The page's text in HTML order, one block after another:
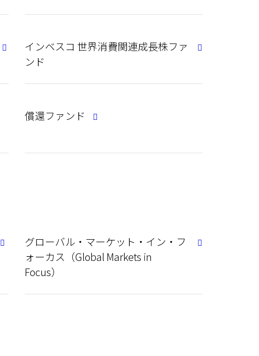
インベスコ 世界消費関連成長株ファ
ンド
償還ファンド
グローバル・マーケット・イン・フ
ォーカス（Global Markets in
Focus）